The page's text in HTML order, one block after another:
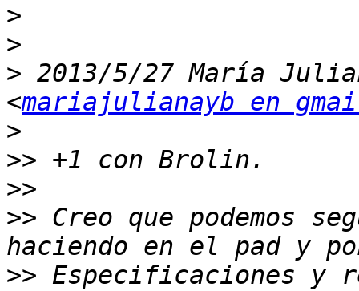
>
>
> 2013/5/27 María
<mariajulianayb en
>
>>
>>
>> Creo que podemos
>> Especificaciones y